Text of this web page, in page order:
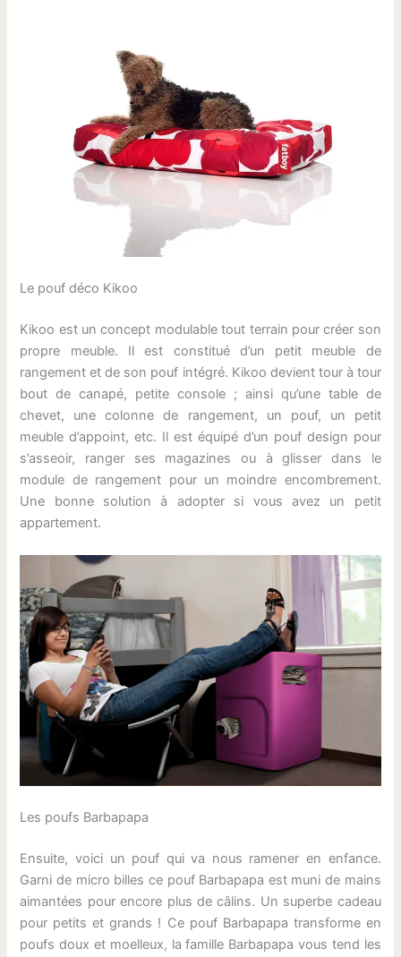
Le pouf déco Kikoo
Kikoo est un concept modulable tout terrain pour créer son
propre meuble. Il est constitué d’un petit meuble de
rangement et de son pouf intégré. Kikoo devient tour à tour
bout de canapé, petite console ; ainsi qu’une table de
chevet, une colonne de rangement, un pouf, un petit
meuble d’appoint, etc. Il est équipé d’un pouf design pour
s’asseoir, ranger ses magazines ou à glisser dans le
module de rangement pour un moindre encombrement.
Une bonne solution à adopter si vous avez un petit
appartement.
Les poufs Barbapapa
Ensuite, voici un pouf qui va nous ramener en enfance.
Garni de micro billes ce pouf Barbapapa est muni de mains
aimantées pour encore plus de câlins. Un superbe cadeau
pour petits et grands ! Ce pouf Barbapapa transforme en
poufs doux et moelleux, la famille Barbapapa vous tend les